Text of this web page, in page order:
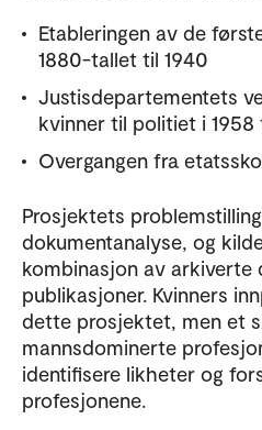
Etableringen av de
1880-tallet til 1940
Justisdepartementets
kvinner til politiet i 1958
Overgangen fra
Prosjektets
dokumentanalyse, og
kombinasjon av arkiverte
publikasjoner. Kvinners
dette prosjektet, men et
mannsdominerte
identifisere likheter og
profesjonene.